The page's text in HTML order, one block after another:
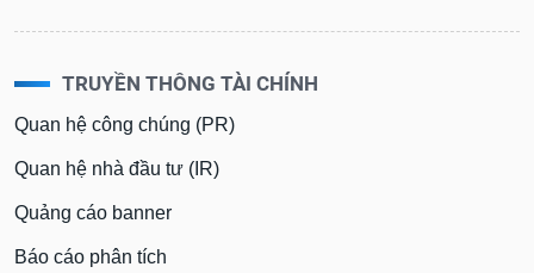
TRUYỀN THÔNG TÀI CHÍNH
Quan hệ công chúng (PR)
Quan hệ nhà đầu tư (IR)
Quảng cáo banner
Báo cáo phân tích